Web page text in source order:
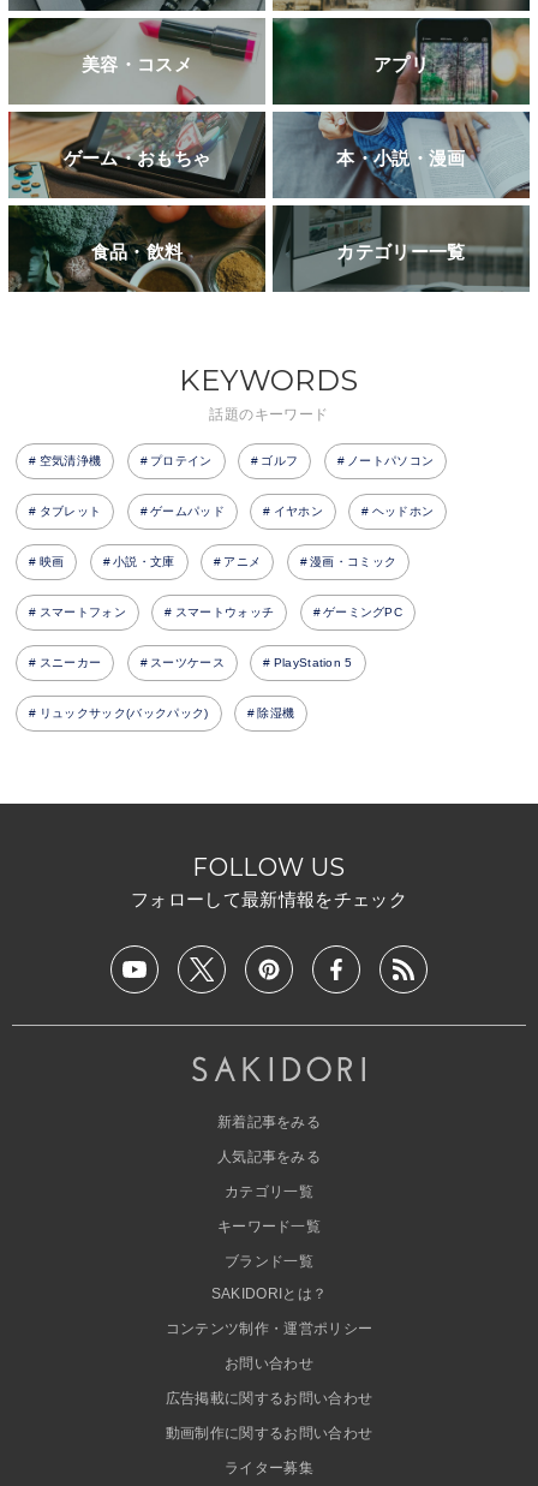
美容・コスメ アプリ
ゲーム・おもちゃ 本・小説・漫画
食品・飲料 カテゴリー一覧
KEYWORDS
話題のキーワード
空気清浄機 プロテイン ゴルフ ノートパソコン
タブレット ゲームパッド イヤホン ヘッドホン
映画 小説・文庫 アニメ 漫画・コミック
スマートフォン スマートウォッチ ゲーミングPC
スニーカー スーツケース PlayStation 5
リュックサック(バックパック) 除湿機
FOLLOW US
フォローして最新情報をチェック
新着記事をみる
人気記事をみる
カテゴリ一覧
キーワード一覧
ブランド一覧
SAKIDORIとは？
コンテンツ制作・運営ポリシー
お問い合わせ
広告掲載に関するお問い合わせ
動画制作に関するお問い合わせ
ライター募集